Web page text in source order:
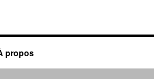
propos